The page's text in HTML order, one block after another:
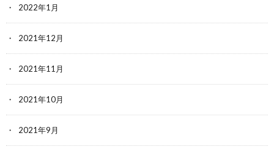
2022年1月
2021年12月
2021年11月
2021年10月
2021年9月